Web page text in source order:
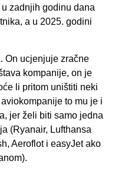
zadnjih godinu dana
a u 2025. godini
On ucjenjuje zračne
kompanije, on je
li pritom uništiti neki
to mu je i
jer želi biti samo jedna
(Ryanair, Lufthansa
Aeroflot i easyJet ako